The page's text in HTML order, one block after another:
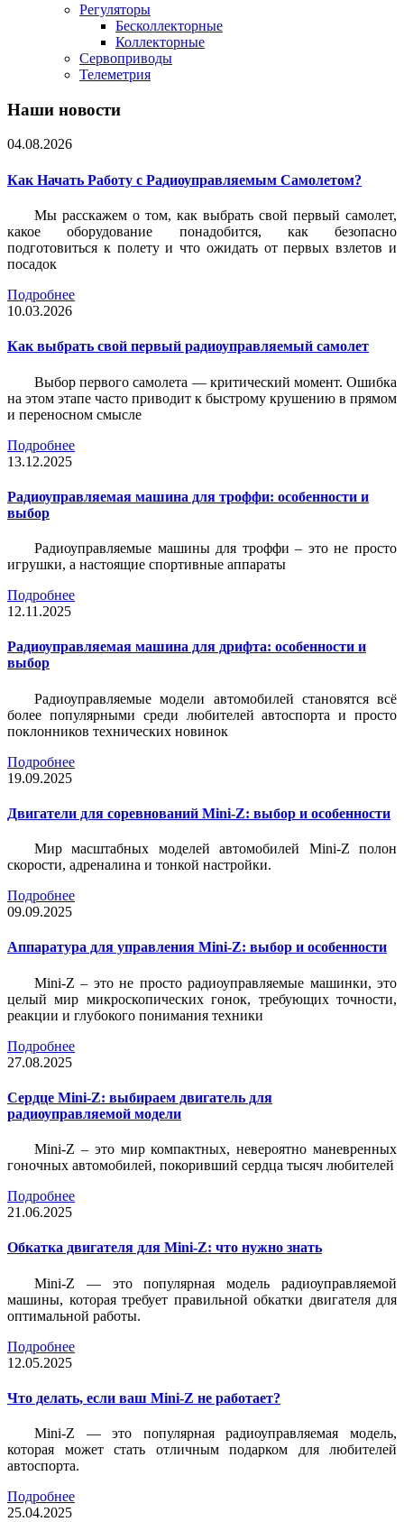
Регуляторы
Бесколлекторные
Коллекторные
Сервоприводы
Телеметрия
Наши новости
04.08.2026
Как Начать Работу с Радиоуправляемым Самолетом?
Мы расскажем о том, как выбрать свой первый самолет,
какое оборудование понадобится, как безопасно
подготовиться к полету и что ожидать от первых взлетов и
посадок
Подробнее
10.03.2026
Как выбрать свой первый радиоуправляемый самолет
Выбор первого самолета — критический момент. Ошибка
на этом этапе часто приводит к быстрому крушению в прямом
и переносном смысле
Подробнее
13.12.2025
Радиоуправляемая машина для троффи: особенности и
выбор
Радиоуправляемые машины для троффи – это не просто
игрушки, а настоящие спортивные аппараты
Подробнее
12.11.2025
Радиоуправляемая машина для дрифта: особенности и
выбор
Радиоуправляемые модели автомобилей становятся всё
более популярными среди любителей автоспорта и просто
поклонников технических новинок
Подробнее
19.09.2025
Двигатели для соревнований Mini-Z: выбор и особенности
Мир масштабных моделей автомобилей Mini-Z полон
скорости, адреналина и тонкой настройки.
Подробнее
09.09.2025
Аппаратура для управления Mini-Z: выбор и особенности
Mini-Z – это не просто радиоуправляемые машинки, это
целый мир микроскопических гонок, требующих точности,
реакции и глубокого понимания техники
Подробнее
27.08.2025
Сердце Mini-Z: выбираем двигатель для
радиоуправляемой модели
Mini-Z – это мир компактных, невероятно маневренных
гоночных автомобилей, покоривший сердца тысяч любителей
Подробнее
21.06.2025
Обкатка двигателя для Mini-Z: что нужно знать
Mini-Z — это популярная модель радиоуправляемой
машины, которая требует правильной обкатки двигателя для
оптимальной работы.
Подробнее
12.05.2025
Что делать, если ваш Mini-Z не работает?
Mini-Z — это популярная радиоуправляемая модель,
которая может стать отличным подарком для любителей
автоспорта.
Подробнее
25.04.2025